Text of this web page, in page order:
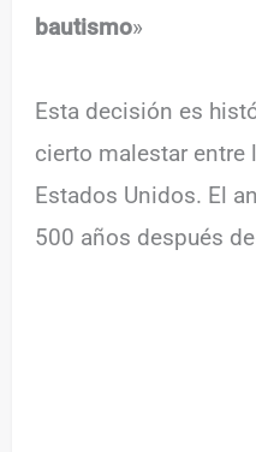
bautismo»
Esta decisión es
cierto malestar
Estados Unidos. El
500 años después